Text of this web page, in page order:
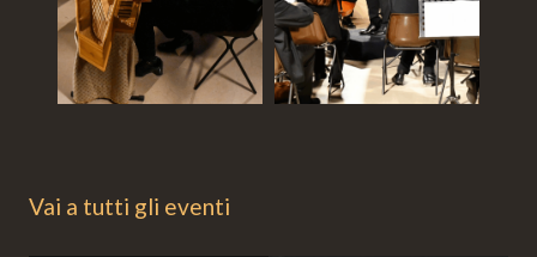
Vai a tutti gli eventi